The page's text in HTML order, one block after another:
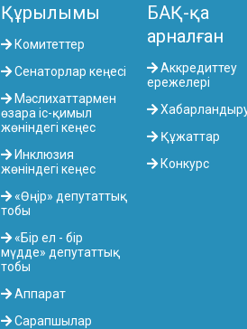
Құрылымы
Комитеттер
Сенаторлар кеңесі
Мәслихаттармен
өзара іс-қимыл
жөніндегі кеңес
Инклюзия
жөніндегі кеңес
«Өңір» депутаттық
тобы
«Бір ел - бір
мүдде» депутаттық
тобы
Аппарат
Сарапшылар
БАҚ-қа
арналған
Аккредиттеу
ережелері
Құжаттар
Конкурс